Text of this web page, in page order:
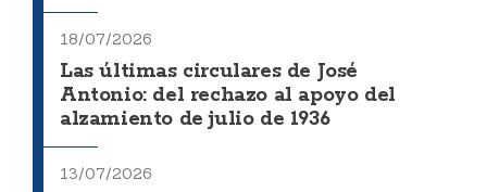
18/07/2026
Las últimas circulares de José
Antonio: del rechazo al apoyo del
alzamiento de julio de 1936
13/07/2026